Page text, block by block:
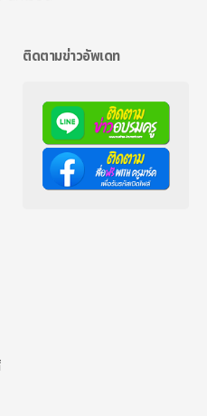
ติดตามข่าวอัพเดท